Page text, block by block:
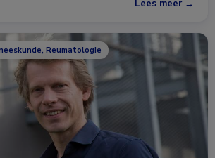
Lees meer →
Reumatologie